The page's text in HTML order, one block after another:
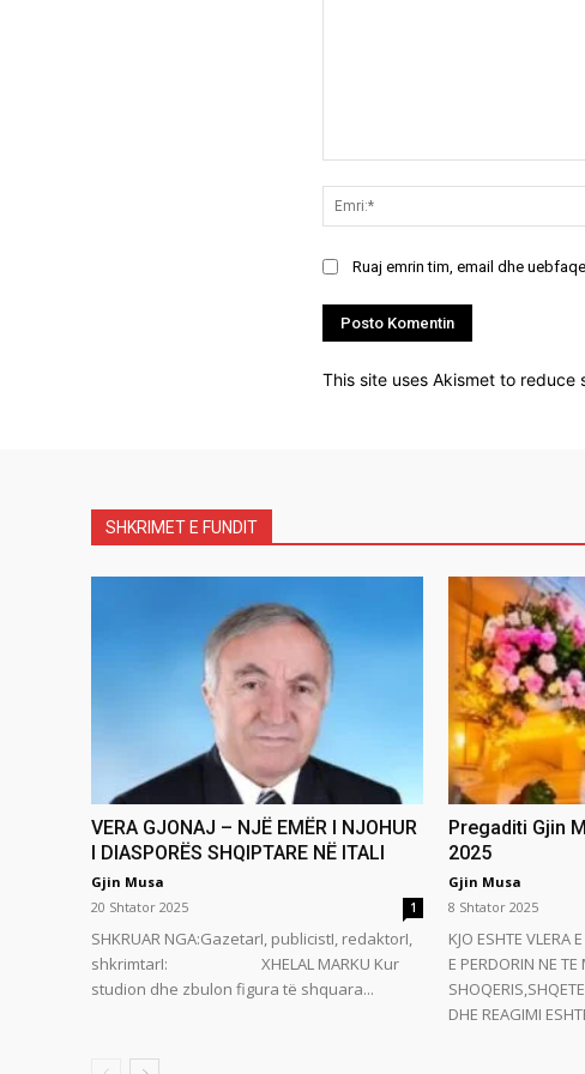
Ruaj emrin tim, email dhe
This site uses Akismet to reduce
SHKRIMET E FUNDIT
VERA GJONAJ – NJË EMËR I NJOHUR
I DIASPORËS SHQIPTARE NË ITALI
Gjin Musa
20 Shtator 2025
1
SHKRUAR NGA:GazetarI, publicistI, redaktorI,
shkrimtarI: XHELAL MARKU Kur
studion dhe zbulon figura të shquara...
Pregaditi Gjin
2025
Gjin Musa
8 Shtator 2025
KJO ESHTE VLERA
E PERDORIN NE TE
DHE REAGIMI